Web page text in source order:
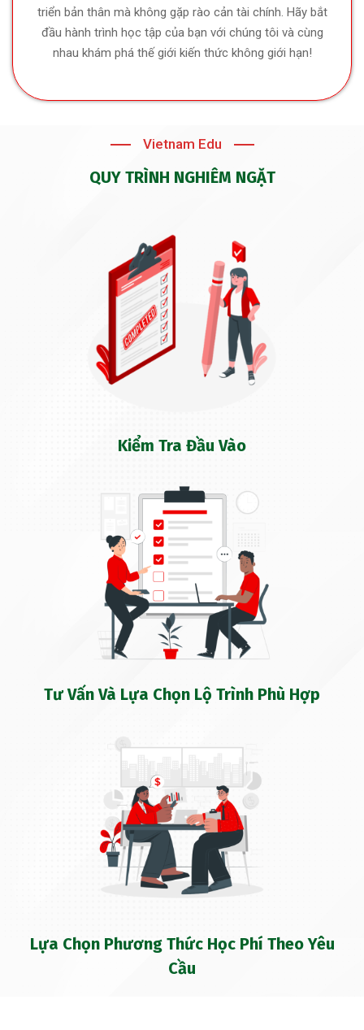
triển bản thân mà không gặp rào cản tài chính. Hãy bắt
đầu hành trình học tập của bạn với chúng tôi và cùng
nhau khám phá thế giới kiến thức không giới hạn!
Vietnam Edu
QUY TRÌNH NGHIÊM NGẶT
Kiểm Tra Đầu Vào
Tư Vấn Và Lựa Chọn Lộ Trình Phù Hợp
Lựa Chọn Phương Thức Học Phí Theo Yêu
Cầu